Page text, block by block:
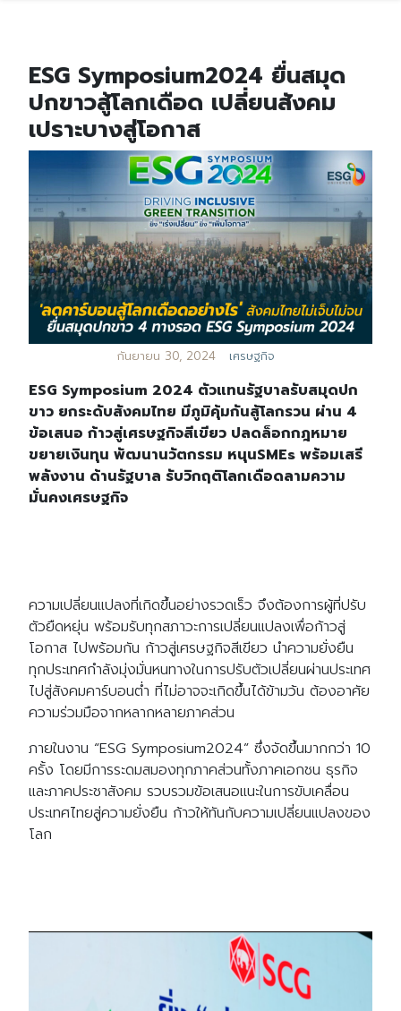
ESG Symposium2024 ยื่นสมุด
ปกขาวสู้โลกเดือด เปลี่ยนสังคม
เปราะบางสู่โอกาส
กันยายน 30, 2024 เศรษฐกิจ
ESG Symposium 2024 ตัวแทนรัฐบาลรับสมุดปก
ขาว ยกระดับสังคมไทย มีภูมิคุ้มกันสู้โลกรวน ผ่าน 4
ข้อเสนอ ก้าวสู่เศรษฐกิจสีเขียว ปลดล็อกกฎหมาย
ขยายเงินทุน พัฒนานวัตกรรม หนุนSMEs พร้อมเสรี
พลังงาน ด้านรัฐบาล รับวิกฤติโลกเดือดลามความ
มั่นคงเศรษฐกิจ
ความเปลี่ยนแปลงที่เกิดขึ้นอย่างรวดเร็ว จึงต้องการผู้ที่ปรับ
ตัวยืดหยุ่น พร้อมรับทุกสภาวะการเปลี่ยนแปลงเพื่อก้าวสู่
โอกาส ไปพร้อมกัน ก้าวสู่เศรษฐกิจสีเขียว นำความยั่งยืน
ทุกประเทศกำลังมุ่งมั่นหนทางในการปรับตัวเปลี่ยนผ่านประเทศ
ไปสู่สังคมคาร์บอนต่ำ ที่ไม่อาจจะเกิดขึ้นได้ข้ามว้น ต้องอาศัย
ความร่วมมือจากหลากหลายภาคส่วน
ภายในงาน “ESG Symposium2024” ซึ่งจัดขึ้นมากกว่า 10
ครั้ง โดยมีการระดมสมองทุกภาคส่วนทั้งภาคเอกชน ธุรกิจ
และภาคประชาสังคม รวบรวมข้อเสนอแนะในการขับเคลื่อน
ประเทศไทยสู่ความยั่งยืน ก้าวให้ทันกับความเปลี่ยนแปลงของ
โลก